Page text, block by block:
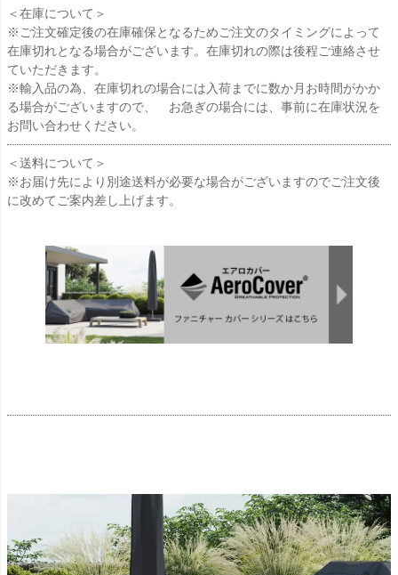
＜在庫について＞
※ご注文確定後の在庫確保となるためご注文のタイミングによって
在庫切れとなる場合がございます。在庫切れの際は後程ご連絡させ
ていただきます。
※輸入品の為、在庫切れの場合には入荷までに数か月お時間がかか
る場合がございますので、 お急ぎの場合には、事前に在庫状況を
お問い合わせください。
＜送料について＞
※お届け先により別途送料が必要な場合がございますのでご注文後
に改めてご案内差し上げます。